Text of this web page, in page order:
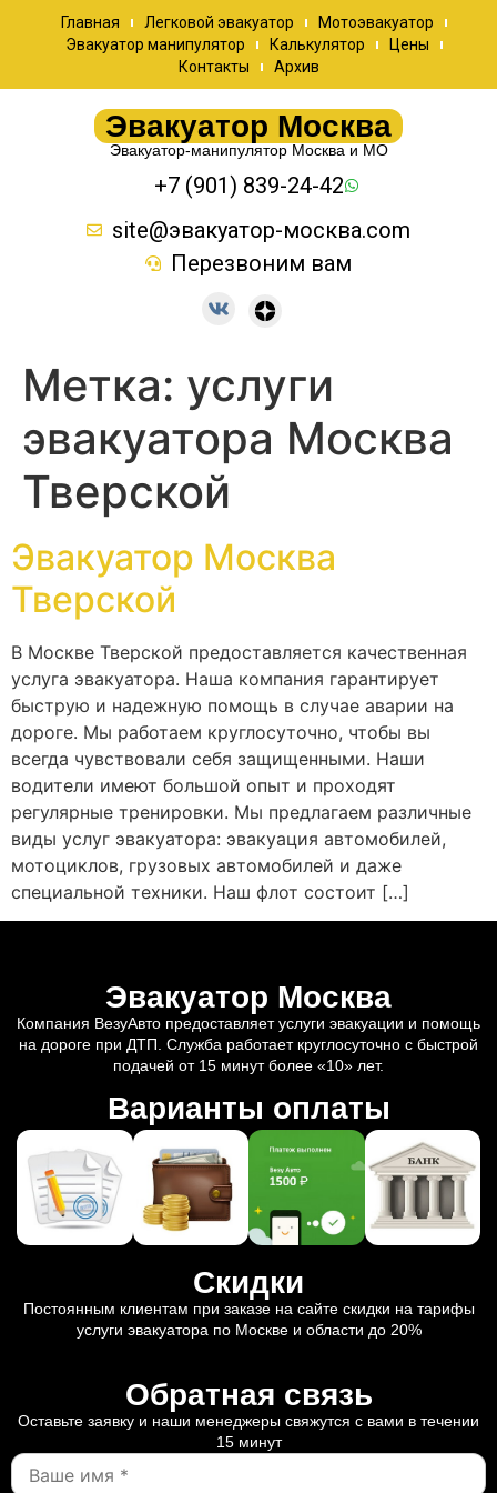
Главная Легковой эвакуатор
Мотоэвакуатор
Эвакуатор манипулятор
Калькулятор
Цены
Контакты
Архив
Эвакуатор Москва
Эвакуатор-манипулятор Москва и МО
+7 (901) 839-24-42
site@эвакуатор-москва.com
Перезвоним вам
Метка: услуги
эвакуатора Москва
Тверской
Эвакуатор Москва
Тверской
В Москве Тверской предоставляется качественная
услуга эвакуатора. Наша компания гарантирует
быструю и надежную помощь в случае аварии на
дороге. Мы работаем круглосуточно, чтобы вы
всегда чувствовали себя защищенными. Наши
водители имеют большой опыт и проходят
регулярные тренировки. Мы предлагаем различные
виды услуг эвакуатора: эвакуация автомобилей,
мотоциклов, грузовых автомобилей и даже
специальной техники. Наш флот состоит […]
Эвакуатор Москва
Компания ВезуАвто предоставляет услуги эвакуации и помощь
на дороге при ДТП. Служба работает круглосуточно с быстрой
подачей от 15 минут более «10» лет.
Варианты оплаты
Скидки
Постоянным клиентам при заказе на сайте скидки на тарифы
услуги эвакуатора по Москве и области до 20%
Обратная связь
Оставьте заявку и наши менеджеры свяжутся с вами в течении
15 минут